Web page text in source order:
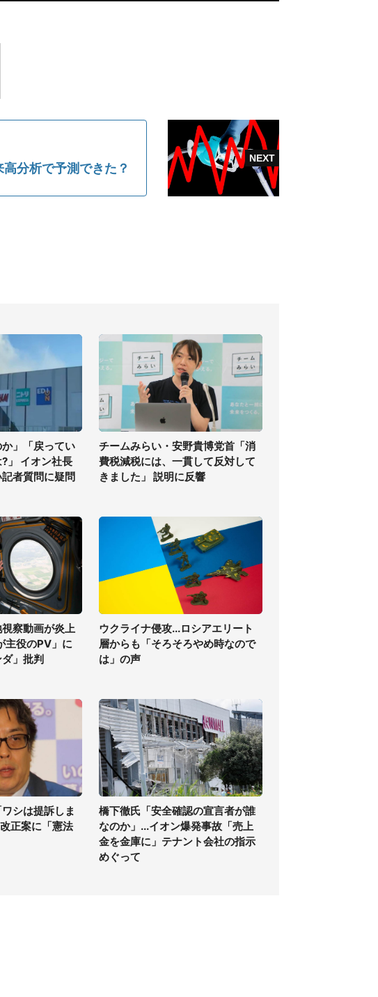
分析で予測できた？
か」「戻ってい
」 イオン社長
者質問に疑問
チームみらい・安野貴博党首「消
費税減税には、一貫して反対して
きました」 説明に反響
察動画が炎上
主役のPV」に
ダ」批判
ウクライナ侵攻...ロシアエリート
層からも「そろそろやめ時なので
は」の声
シは提訴しま
正案に「憲法
橋下徹氏「安全確認の宣言者が誰
なのか」...イオン爆発事故「売上
金を金庫に」テナント会社の指示
めぐって